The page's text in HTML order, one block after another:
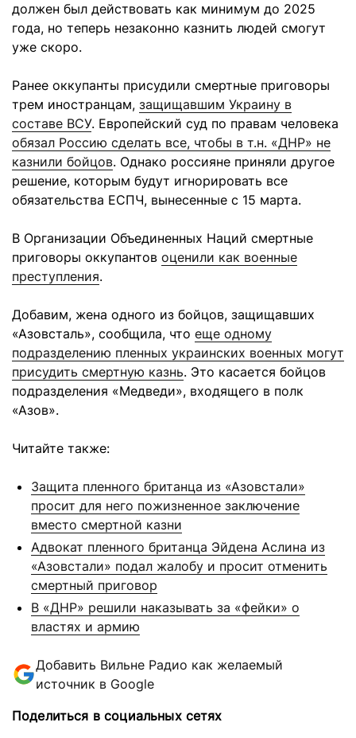
должен был действовать как минимум до 2025
года, но теперь незаконно казнить людей смогут
уже скоро.
Ранее оккупанты присудили смертные приговоры
трем иностранцам, защищавшим Украину в
составе ВСУ. Европейский суд по правам человека
обязал Россию сделать все, чтобы в т.н. «ДНР» не
казнили бойцов. Однако россияне приняли другое
решение, которым будут игнорировать все
обязательства ЕСПЧ, вынесенные с 15 марта.
В Организации Объединенных Наций смертные
приговоры оккупантов оценили как военные
преступления.
Добавим, жена одного из бойцов, защищавших
«Азовсталь», сообщила, что еще одному
подразделению пленных украинских военных могут
присудить смертную казнь. Это касается бойцов
подразделения «Медведи», входящего в полк
«Азов».
Читайте также:
Защита пленного британца из «Азовстали»
просит для него пожизненное заключение
вместо смертной казни
Адвокат пленного британца Эйдена Аслина из
«Азовстали» подал жалобу и просит отменить
смертный приговор
В «ДНР» решили наказывать за «фейки» о
властях и армию
Добавить Вильне Радио как желаемый
источник в Google
Поделиться в социальных сетях